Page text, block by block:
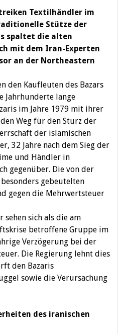
Textilhändler im
Stütze der
spaltet die alten
mit dem Iran-Experten
an der Northeastern
den Kaufleuten des Bazars
Jahrhunderte lange
im Jahre 1979 mit ihrer
Weg für den Sturz der
der islamischen
32 Jahre nach dem Sieg der
und Händler in
gegenüber. Die von der
gebeutelten
gegen die Mehrwertsteuer
sich als die am
betroffene Gruppe im
Verzögerung bei der
Die Regierung lehnt dies
den Bazaris
sowie die Verursachung
des iranischen